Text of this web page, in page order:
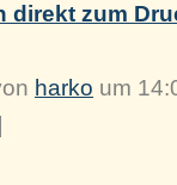
direkt zum
harko um